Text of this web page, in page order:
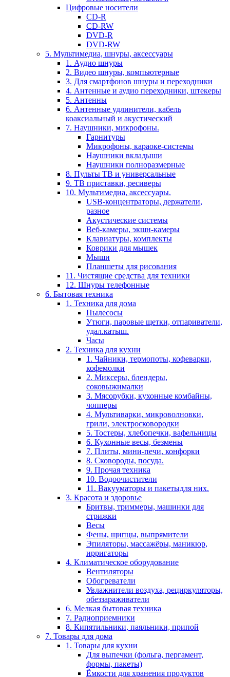
Цифровые носители
CD-R
CD-RW
DVD-R
DVD-RW
5. Мультимедиа, шнуры, аксессуары
1. Аудио шнуры
2. Видео шнуры, компьютерные
3. Для смартфонов шнуры и переходники
4. Антенные и аудио переходники, штекеры
5. Антенны
6. Антенные удлинители, кабель
коаксиальный и акустический
7. Наушники, микрофоны.
Гарнитуры
Микрофоны, караоке-системы
Наушники вкладыши
Наушники полноразмерные
8. Пульты ТВ и универсальные
9. ТВ приставки, ресиверы
10. Мультимедиа, аксессуары.
USB-концентраторы, держатели,
разное
Акустические системы
Веб-камеры, экшн-камеры
Клавиатуры, комплекты
Коврики для мышек
Мыши
Планшеты для рисования
11. Чистящие средства для техники
12. Шнуры телефонные
6. Бытовая техника
1. Техника для дома
Пылесосы
Утюги, паровые щетки, отпариватели,
удал.катыш.
Часы
2. Техника для кухни
1. Чайники, термопоты, кофеварки,
кофемолки
2. Миксеры, блендеры,
соковыжималки
3. Мясорубки, кухонные комбайны,
чопперы
4. Мультиварки, микроволновки,
грили, электросковородки
5. Тостеры, хлебопечки, вафельницы
6. Кухонные весы, безмены
7. Плиты, мини-печи, конфорки
8. Сковороды, посуда.
9. Прочая техника
10. Водоочистители
11. Вакууматоры и пакетыдля них.
3. Красота и здоровье
Бритвы, триммеры, машинки для
стрижки
Весы
Фены, щипцы, выпрямители
Эпиляторы, массажёры, маникюр,
ирригаторы
4. Климатическое оборудование
Вентиляторы
Обогреватели
Увлажнители воздуха, рециркуляторы,
обеззараживатели
6. Мелкая бытовая техника
7. Радиоприемники
8. Кипятильники, паяльники, припой
7. Товары для дома
1. Товары для кухни
Для выпечки (фольга, пергамент,
формы, пакеты)
Ёмкости для хранения продуктов